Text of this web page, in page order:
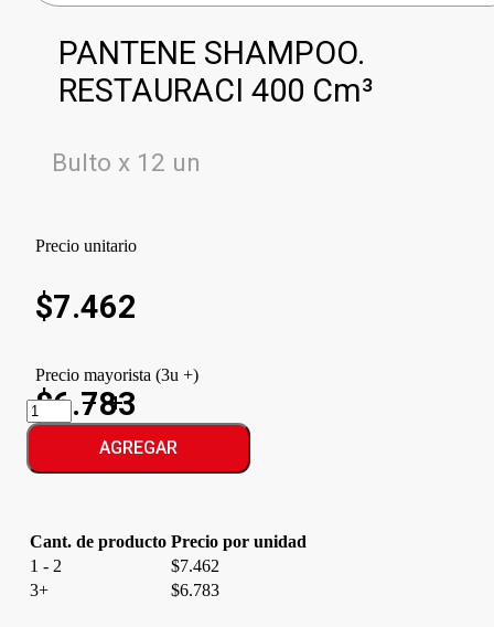
PANTENE SHAMPOO.
RESTAURACI 400 Cm³
Bulto x 12 un
Precio unitario
$7.462
Precio mayorista (3u +)
$6.783
PANTENE
SHAMPOO.
RESTAURACIAGREGAR
Cant. de producto Precio por unidad
1 - 2
$7.462
3+
$6.783